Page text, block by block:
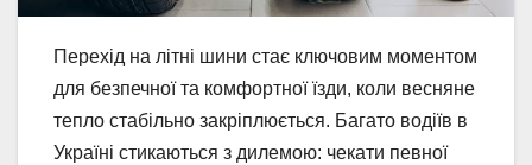
Перехід на літні шини стає ключовим моментом
для безпечної та комфортної їзди, коли весняне
тепло стабільно закріплюється. Багато водіїв в
Україні стикаються з дилемою: чекати певної